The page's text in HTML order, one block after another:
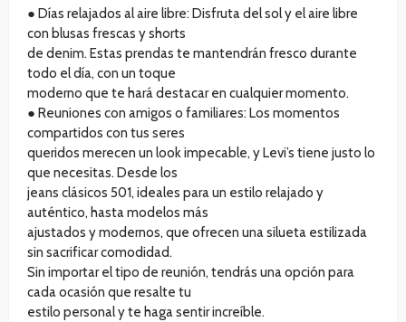
● Días relajados al aire libre: Disfruta del sol y el aire libre
con blusas frescas y shorts
de denim. Estas prendas te mantendrán fresco durante
todo el día, con un toque
moderno que te hará destacar en cualquier momento.
● Reuniones con amigos o familiares: Los momentos
compartidos con tus seres
queridos merecen un look impecable, y Levi’s tiene justo lo
que necesitas. Desde los
jeans clásicos 501, ideales para un estilo relajado y
auténtico, hasta modelos más
ajustados y modernos, que ofrecen una silueta estilizada
sin sacrificar comodidad.
Sin importar el tipo de reunión, tendrás una opción para
cada ocasión que resalte tu
estilo personal y te haga sentir increíble.